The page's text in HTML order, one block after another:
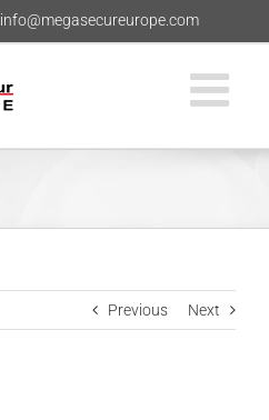
info@megasecureurope.com
Previous Next